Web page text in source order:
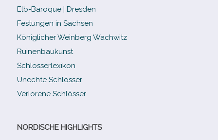
Elb-​Baroque | Dresden
Festungen in Sachsen
Königlicher Weinberg Wachwitz
Ruinenbaukunst
Schlösserlexikon
Unechte Schlösser
Verlorene Schlösser
NORDISCHE HIGHLIGHTS